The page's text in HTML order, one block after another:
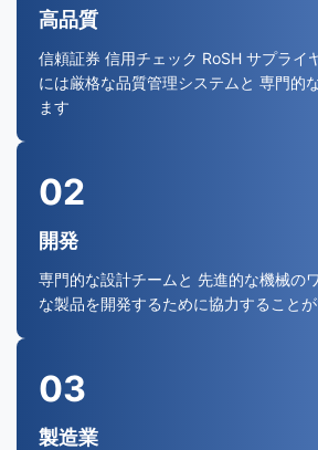
高品質
信頼証券 信用チェック RoSH サプライ
には厳格な品質管理システムと 専門的
ます
02
開発
専門的な設計チームと 先進的な機械の
な製品を開発するために協力すること
03
製造業